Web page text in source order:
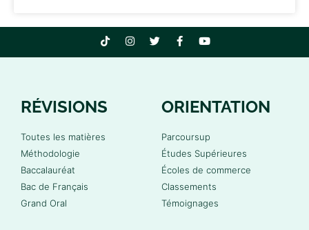
RÉVISIONS
Toutes les matières
Méthodologie
Baccalauréat
Bac de Français
Grand Oral
ORIENTATION
Parcoursup
Études Supérieures
Écoles de commerce
Classements
Témoignages